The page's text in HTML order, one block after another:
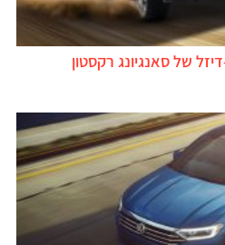
של סאנגיונג רקסטון